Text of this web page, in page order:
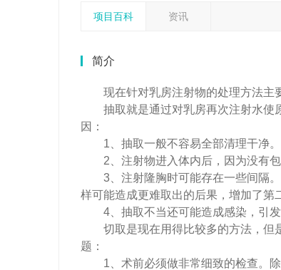
项目百科 资讯
简介
现在针对乳房注射物的处理方法主要
抽取就是通过对乳房再次注射水使原
因：
1、抽取一般不容易全部清理干净。
2、注射物进入体内后，因为没有包
3、注射隆胸时可能存在一些间隔。
样可能造成更难取出的后果，增加了第
4、抽取不当还可能造成感染，引发
切取是现在用得比较多的方法，但是
题：
1、术前必须做非常细致的检查。除